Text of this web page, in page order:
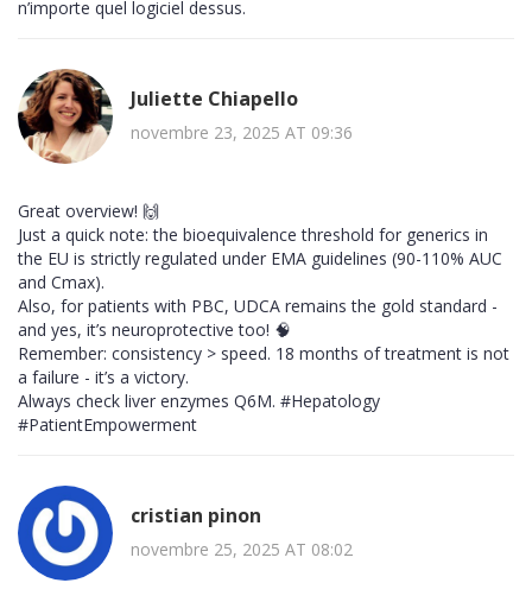
n’importe quel logiciel dessus.
Juliette Chiapello
novembre 23, 2025 AT 09:36
Great overview! 🙌
Just a quick note: the bioequivalence threshold for generics in
the EU is strictly regulated under EMA guidelines (90-110% AUC
and Cmax).
Also, for patients with PBC, UDCA remains the gold standard -
and yes, it’s neuroprotective too! 🧠
Remember: consistency > speed. 18 months of treatment is not
a failure - it’s a victory.
Always check liver enzymes Q6M. #Hepatology
#PatientEmpowerment
cristian pinon
novembre 25, 2025 AT 08:02